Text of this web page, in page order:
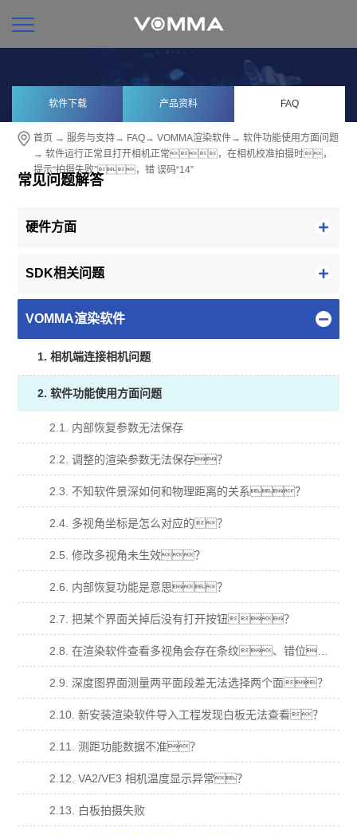
软件下载 产品资料 FAQ
首页 →服务与支持→ FAQ→VOMMA渲染软件→软件功能使用方面问题
→ 软件运行正常且打开相机正常，在相机校准拍摄时，
提示“拍摄失败”，错 误码“14”
常见问题解答
硬件方面
SDK相关问题
VOMMA渲染软件
1. 相机端连接相机问题
2. 软件功能使用方面问题
2.1. 内部恢复参数无法保存
2.2. 调整的渲染参数无法保存？
2.3. 不知软件景深如何和物理距离的关系？
2.4. 多视角坐标是怎么对应的？
2.5. 修改多视角未生效？
2.6. 内部恢复功能是意思？
2.7. 把某个界面关掉后没有打开按钮？
2.8. 在渲染软件查看多视角会存在条纹、错位、明暗变化等异常？
2.9. 深度图界面测量两平面段差无法选择两个面？
2.10. 新安装渲染软件导入工程发现白板无法查看？
2.11. 测距功能数据不准？
2.12. VA2/VE3 相机温度显示异常？
2.13. 白板拍摄失败